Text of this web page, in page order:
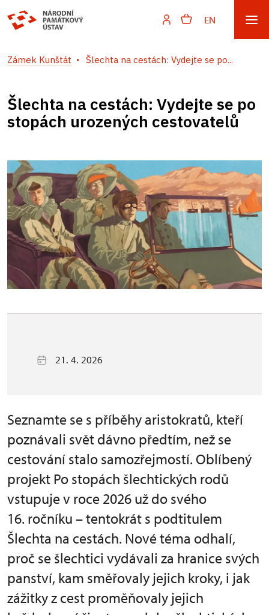
EN
Zámek Kunštát Šlechta na cestách: Vydejte se po...
Šlechta na cestách: Vydejte se po
stopách urozených cestovatelů
21. 4. 2026
Seznamte se s příběhy aristokratů, kteří
poznávali svět dávno předtím, než se
cestování stalo samozřejmostí. Oblíbený
projekt Po stopách šlechtických rodů
vstupuje v roce 2026 už do svého
16. ročníku – tentokrát s podtitulem
Šlechta na cestách. Nové téma odhalí,
proč se šlechtici vydávali za hranice svých
panství, kam směřovaly jejich kroky, i jak
zážitky z cest proměňovaly jejich